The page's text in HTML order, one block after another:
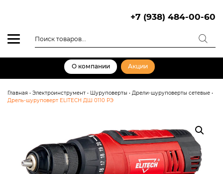
+7 (938) 484-00-60
товаров
О компании Акции
Главная • Электроинструмент • Шуруповерты • Дрели-шуруповерты сетевые •
Дрель-шуруповерт ELITECH ДШ 0110 РЭ